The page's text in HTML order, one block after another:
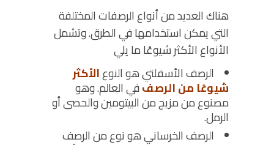
هناك العديد من أنواع الرصفات المختلفة
التي يمكن استخدامها في الطرق. وتشمل
الأنواع الأكثر شيوعًا ما يلي
الرصف الأسفلتيهو النوعالأكثر
شيوعًا من الرصففي العالم. وهو
مصنوع من مزيج من البيتومين والحصى أو
الرمل.
الرصف الخرسانيهو نوع من الرصف